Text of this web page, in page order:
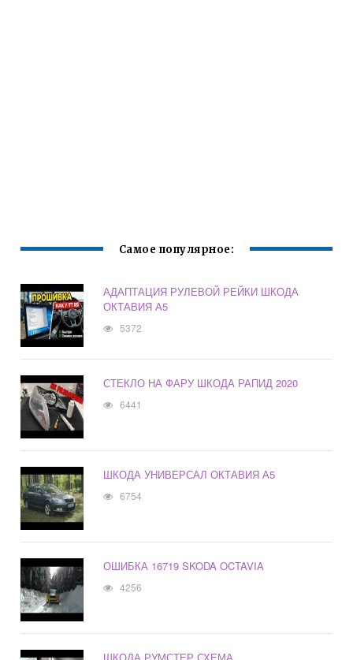
Самое популярное:
АДАПТАЦИЯ РУЛЕВОЙ РЕЙКИ ШКОДА
ОКТАВИЯ А5
5372
СТЕКЛО НА ФАРУ ШКОДА РАПИД 2020
6441
ШКОДА УНИВЕРСАЛ ОКТАВИЯ А5
6754
ОШИБКА 16719 SKODA OCTAVIA
4256